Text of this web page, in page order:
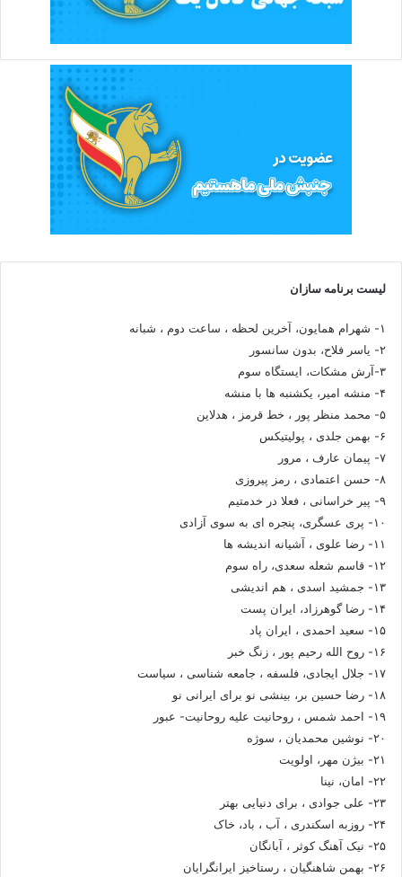
لیست برنامه سازان
۱- شهرام همایون، آخرین لحظه ، ساعت دوم ، شبانه
۲- یاسر فلاح، بدون سانسور
۳-آرش مشکات، ایستگاه سوم
۴- منشه امیر، یکشنبه ها با منشه
۵- محمد منظر پور ، خط قرمز ، هدلاین
۶- بهمن جلدی ، پولیتیکس
۷- پیمان عارف ، مرور
۸- حسن اعتمادی ، رمز پیروزی
۹- پیر خراسانی ، فعلا در خدمتیم
۱۰- پری عسگری، پنجره ای به سوی آزادی
۱۱- رضا علوی ، آشیانه اندیشه ها
۱۲- قاسم شعله سعدی، راه سوم
۱۳- جمشید اسدی ، هم اندیشی
۱۴- رضا گوهرزاد، ایران پست
۱۵- سعید احمدی ، ایران پاد
۱۶- روح الله رحیم پور ، زنگ خبر
۱۷- جلال ایجادی، فلسفه ، جامعه شناسی ، سیاست
۱۸- رضا حسین بر، بینشی نو برای ایرانی نو
۱۹- احمد شمس ، روحانیت علیه روحانیت- عبور
۲۰- نوشین محمدیان ، سوژه
۲۱- بیژن مهر، اولویت
۲۲- امان، نینا
۲۳- علی جوادی ، برای دنیایی بهتر
۲۴- روزبه اسکندری ، آب ، باد، خاک
۲۵- نیک آهنگ کوثر ، آبانگان
۲۶- بهمن شاهنگیان ، رستاخیز ایرانگرایان